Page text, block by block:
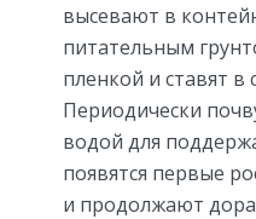
высевают в
питательным
пленкой и ставят в
Периодически
водой для
появятся первые
и продолжают